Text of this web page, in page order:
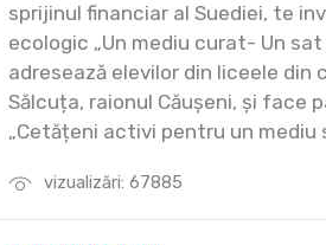
vizualizări: 67885
sprijinul financiar al Suediei, te
ecologic „Un mediu curat- Un
adresează elevilor din liceele din
Sălcuța, raionul Căușeni, și face
„Cetățeni activi pentru un mediu